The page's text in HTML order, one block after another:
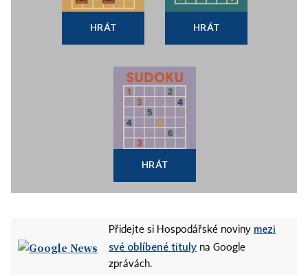
HRÁT HRÁT
HRÁT
Přidejte si Hospodářské noviny mezi
své oblíbené tituly na Google
zprávách.